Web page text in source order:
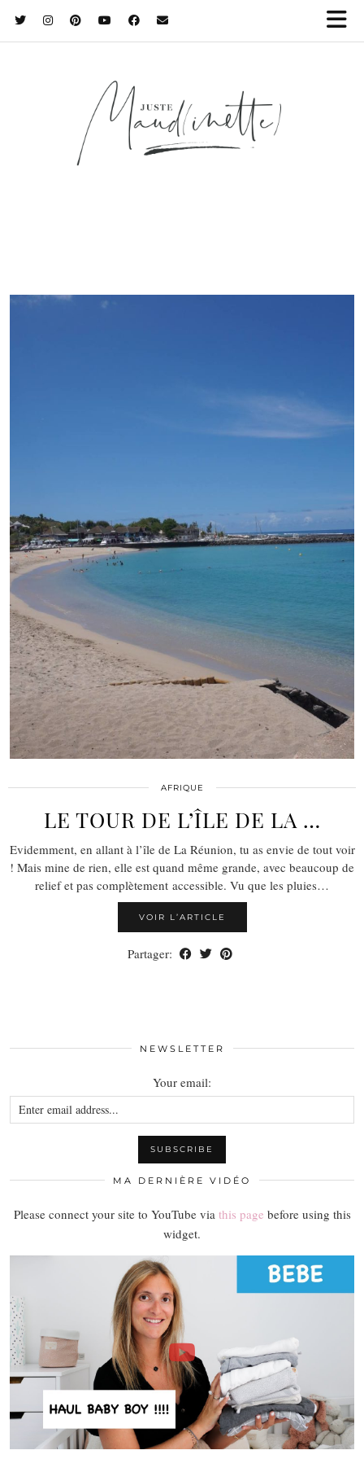
AFRIQUE
LE TOUR DE L’ÎLE DE LA …
Evidemment, en allant à l’île de La Réunion, tu as envie de tout voir
! Mais mine de rien, elle est quand même grande, avec beaucoup de
relief et pas complètement accessible. Vu que les pluies…
VOIR L’ARTICLE
Partager:
NEWSLETTER
Your email:
MA DERNIÈRE VIDÉO
Please connect your site to YouTube via this page before using this
widget.